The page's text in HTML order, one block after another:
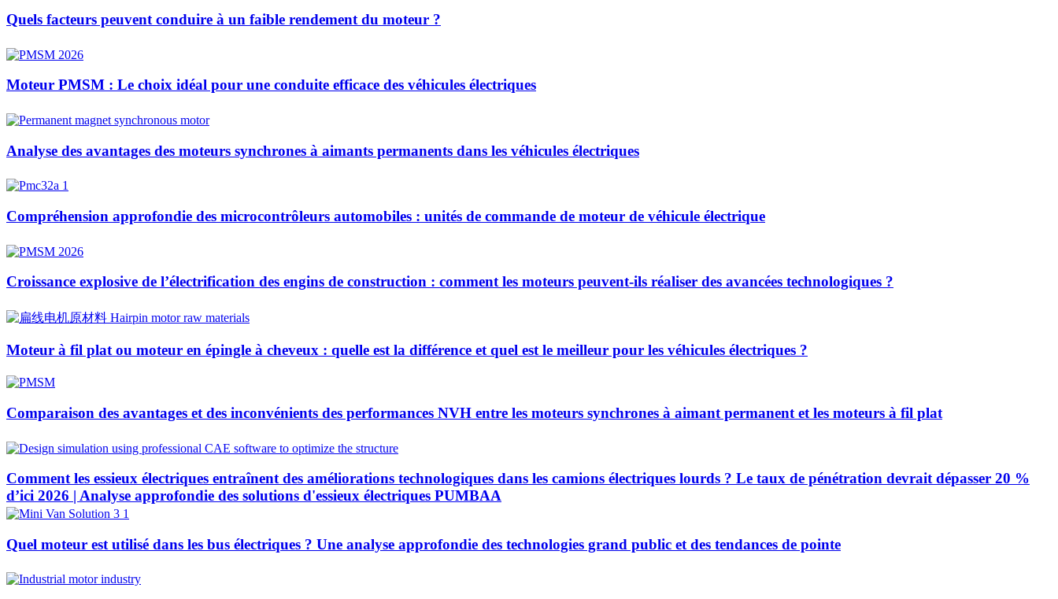
Quels facteurs peuvent conduire à un faible rendement du moteur ?
Moteur PMSM : Le choix idéal pour une conduite efficace des véhicules électriques
Analyse des avantages des moteurs synchrones à aimants permanents dans les véhicules électriques
Compréhension approfondie des microcontrôleurs automobiles : unités de commande de moteur de véhicule électrique
Croissance explosive de l’électrification des engins de construction : comment les moteurs peuvent-ils réaliser des avancées technologiques ?​
Moteur à fil plat ou moteur en épingle à cheveux : quelle est la différence et quel est le meilleur pour les véhicules électriques ?
Comparaison des avantages et des inconvénients des performances NVH entre les moteurs synchrones à aimant permanent et les moteurs à fil plat
Comment les essieux électriques entraînent des améliorations technologiques dans les camions électriques lourds ? Le taux de pénétration devrait dépasser 20 %
d’ici 2026 | Analyse approfondie des solutions d'essieux électriques PUMBAA
Quel moteur est utilisé dans les bus électriques ? Une analyse approfondie des technologies grand public et des tendances de pointe